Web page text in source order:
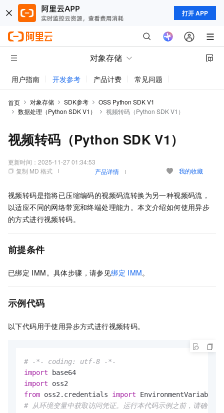
打开 APP
对象存储
用户指南 开发参考 产品计费 常见问题
首页 对象存储 SDK参考
OSS Python SDK V1
数据处理（Python SDK V1）
视频转码（Python SDK V1）
视频转码（Python SDK V1）
更新时间： 2025-11-27 01:34:53
复制 MD 格式
产品详情 我的收藏
视频转码是指将已压缩编码的视频码流转换为另一种视频码流，
以适应不同的网络带宽和终端处理能力。本文介绍如何使用异步
的方式进行视频转码。
前提条件
已绑定 IMM。具体步骤，请参见绑定 IMM。
示例代码
以下代码用于使用异步方式进行视频转码。
# -*- coding: utf-8 -*-
import
import
from oss2.credentials import
# 从环境变量中获取访问凭证。运行本代码示例之前，请确保已设